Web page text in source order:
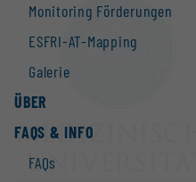
Monitoring Förderungen
ESFRI-AT-Mapping
Galerie
ÜBER
FAQS & INFO
FAQs